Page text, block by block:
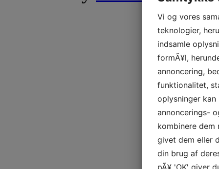
Vi og vores
teknologier,
indsamle
formÃ¥l,
annoncering,
funktionalitet,
oplysninger
annoncerings-
kombinere dem
givet dem eller
din brug af
pÃ¥ 'OK' giver